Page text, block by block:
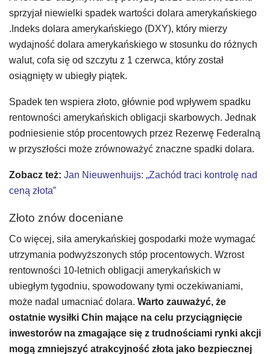
sprzyjał niewielki spadek wartości dolara amerykańskiego
.Indeks dolara amerykańskiego (DXY), który mierzy
wydajność dolara amerykańskiego w stosunku do różnych
walut, cofa się od szczytu z 1 czerwca, który został
osiągnięty w ubiegły piątek.
Spadek ten wspiera złoto, głównie pod wpływem spadku
rentowności amerykańskich obligacji skarbowych. Jednak
podniesienie stóp procentowych przez Rezerwę Federalną
w przyszłości może zrównoważyć znaczne spadki dolara.
Zobacz też: Jan Nieuwenhuijs: „Zachód traci kontrolę nad
ceną złota”
Złoto znów doceniane
Co więcej, siła amerykańskiej gospodarki może wymagać
utrzymania podwyższonych stóp procentowych. Wzrost
rentowności 10-letnich obligacji amerykańskich w
ubiegłym tygodniu, spowodowany tymi oczekiwaniami,
może nadal umacniać dolara. Warto zauważyć, że
ostatnie wysiłki Chin mające na celu przyciągnięcie
inwestorów na zmagające się z trudnościami rynki akcji
mogą zmniejszyć atrakcyjność złota jako bezpiecznej